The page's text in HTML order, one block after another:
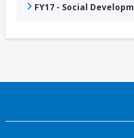
FY17 - Social